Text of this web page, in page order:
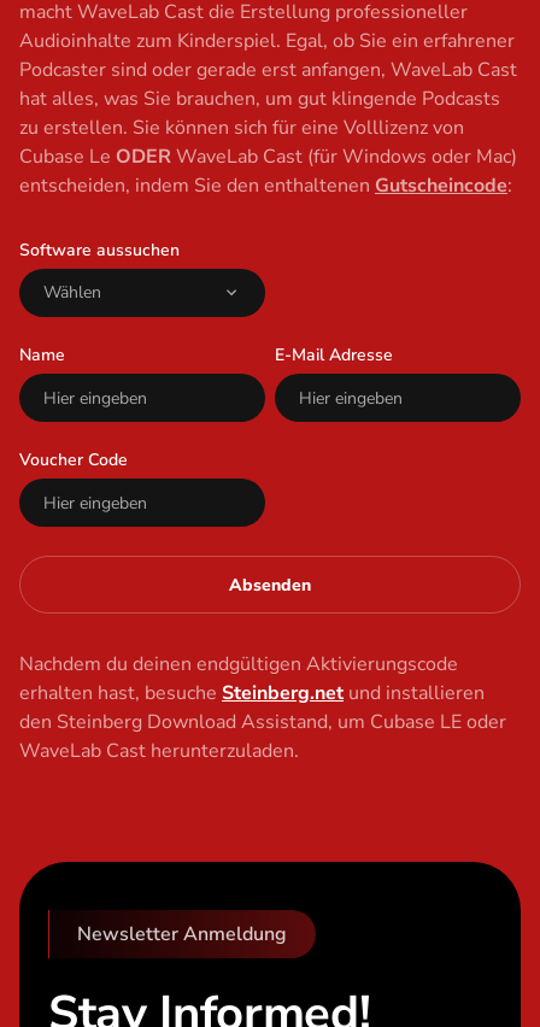
macht WaveLab Cast die Erstellung professioneller
Audioinhalte zum Kinderspiel. Egal, ob Sie ein erfahrener
Podcaster sind oder gerade erst anfangen, WaveLab Cast
hat alles, was Sie brauchen, um gut klingende Podcasts
zu erstellen. Sie können sich für eine Volllizenz von
Cubase Le ODERWaveLab Cast (für Windows oder Mac)
entscheiden, indem Sie den enthaltenen Gutscheincode:
Software aussuchen
Name E-Mail Adresse
Voucher Code
Absenden
Nachdem du deinen endgültigen Aktivierungscode
erhalten hast, besuche Steinberg.net und installieren
den Steinberg Download Assistand, um Cubase LE oder
WaveLab Cast herunterzuladen.
Newsletter Anmeldung
Stay Informed!